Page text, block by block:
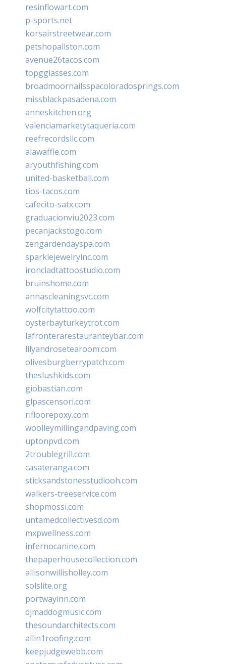
resinflowart.com
p-sports.net
korsairstreetwear.com
petshopallston.com
avenue26tacos.com
topgglasses.com
broadmoornailsspacoloradosprings.com
missblackpasadena.com
anneskitchen.org
valenciamarketytaqueria.com
reefrecordsllc.com
alawaffle.com
aryouthfishing.com
united-basketball.com
tios-tacos.com
cafecito-satx.com
graduacionviu2023.com
pecanjackstogo.com
zengardendayspa.com
sparklejewelryinc.com
ironcladtattoostudio.com
bruinshome.com
annascleaningsvc.com
wolfcitytattoo.com
oysterbayturkeytrot.com
lafronterarestauranteybar.com
lilyandrosetearoom.com
olivesburgberrypatch.com
theslushkids.com
giobastian.com
glpascensori.com
rifloorepoxy.com
woolleymillingandpaving.com
uptonpvd.com
2troublegrill.com
casateranga.com
sticksandstonesstudiooh.com
walkers-treeservice.com
shopmossi.com
untamedcollectivesd.com
mxpwellness.com
infernocanine.com
thepaperhousecollection.com
allisonwillisholley.com
solslite.org
portwayinn.com
djmaddogmusic.com
thesoundarchitects.com
allin1roofing.com
keepjudgewebb.com